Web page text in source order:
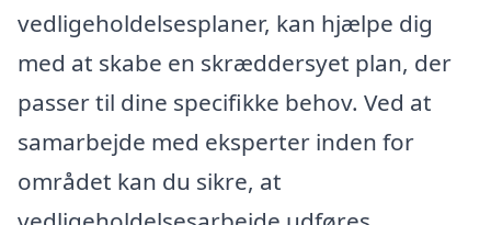
vedligeholdelsesplaner, kan hjælpe dig
med at skabe en skræddersyet plan, der
passer til dine specifikke behov. Ved at
samarbejde med eksperter inden for
området kan du sikre, at